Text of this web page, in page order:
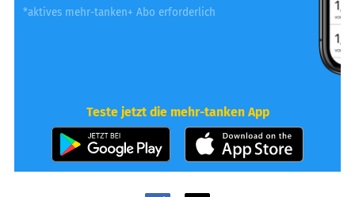
*aktives mehr-tanken+ Abo erforderlich
Teste jetzt die mehr-tanken App